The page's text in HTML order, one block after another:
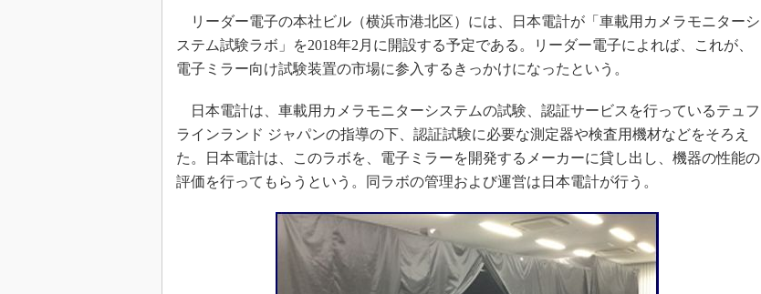
JASA発IoT通信
IHSアナリスト「未来展望」
「英語に愛されないエンジニア」の
リーダー電子の本社ビル（横浜市港北区）には、日本電計が「車載用カメラモニターシ
ステム試験ラボ」を2018年2月に開設する予定である。リーダー電子によれば、これが、
電子ミラー向け試験装置の市場に参入するきっかけになったという。
日本電計は、車載用カメラモニターシステムの試験、認証サービスを行っているテュフ
ラインランド ジャパンの指導の下、認証試験に必要な測定器や検査用機材などをそろえ
た。日本電計は、このラボを、電子ミラーを開発するメーカーに貸し出し、機器の性能の
評価を行ってもらうという。同ラボの管理および運営は日本電計が行う。